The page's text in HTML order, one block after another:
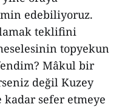
edebiliyoruz.
teklifini
topyekun
Mâkul bir
değil Kuzey
sefer etmeye